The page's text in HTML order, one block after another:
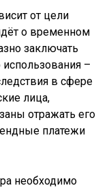
от цели
о временном
заключать
–
в сфере
лица,
отражать его
платежи
необходимо